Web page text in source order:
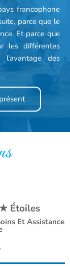
francophone
parce que le
Et parce que
les différentes
des
Étoiles
Et Assistance